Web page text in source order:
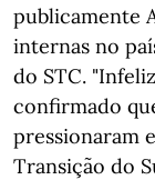
publicamente
internas no
do STC.
confirmado
pressionaram
Transição do